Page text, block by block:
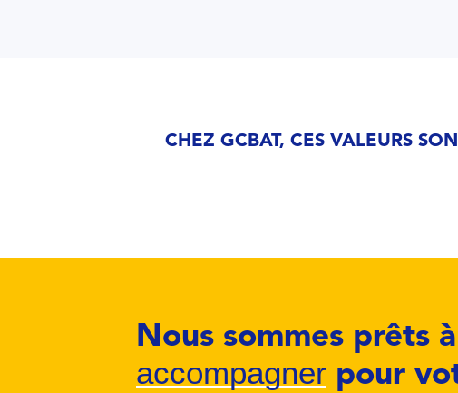
CHEZ GCBAT, CES VALEURS
Nous sommes prêts
accompagner pour